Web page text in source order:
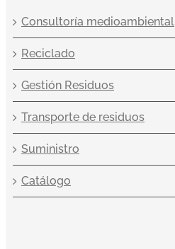
Consultoría medioambiental
Reciclado
Gestión Residuos
Transporte de residuos
Suministro
Catálogo